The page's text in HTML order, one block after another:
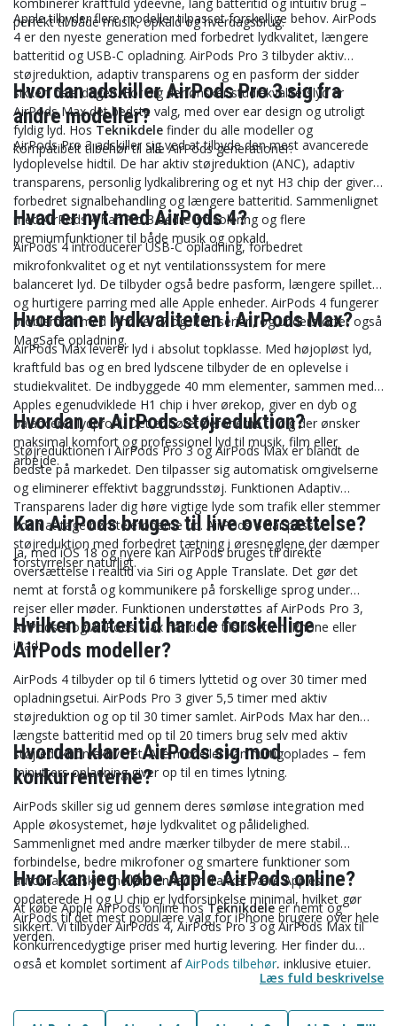
perfekt til både musik, opkald og hverdagsbrug.
Apple tilbyder flere modeller tilpasset forskellige behov. AirPods
4 er den nyeste generation med forbedret lydkvalitet, længere
batteritid og USB-C opladning. AirPods Pro 3 tilbyder aktiv
støjreduktion, adaptiv transparens og en pasform der sidder
sikkert hele dagen. For dig der ønsker studiekvalitetslyd er
AirPods Max det bedste valg, med over ear design og utroligt
fyldig lyd. Hos Teknikdele finder du alle modeller og
kompatibelt tilbehør til alle AirPods generationer.
Hvordan adskiller AirPods Pro 3 sig fra
andre modeller?
AirPods Pro 3 adskiller sig ved at tilbyde den mest avancerede
lydoplevelse hidtil. De har aktiv støjreduktion (ANC), adaptiv
transparens, personlig lydkalibrering og et nyt H3 chip der giver
forbedret signalbehandling og længere batteritid. Sammenlignet
med AirPods 4 har Pro 3 bedre lydisolering og flere
premiumfunktioner til både musik og opkald.
Hvad er nyt med AirPods 4?
AirPods 4 introducerer USB-C opladning, forbedret
mikrofonkvalitet og et nyt ventilationssystem for mere
balanceret lyd. De tilbyder også bedre pasform, længere spilletid
og hurtigere parring med alle Apple enheder. AirPods 4 fungerer
problemfrit med iPhone 17 og iPad serien, og understøtter også
MagSafe opladning.
Hvordan er lydkvaliteten i AirPods Max?
AirPods Max leverer lyd i absolut topklasse. Med højopløst lyd,
kraftfuld bas og en bred lydscene tilbyder de en oplevelse i
studiekvalitet. De indbyggede 40 mm elementer, sammen med
Apples egenudviklede H1 chip i hver ørekop, giver en dyb og
balanceret lydprofil. Det er høretelefonerne til dig der ønsker
maksimal komfort og professionel lyd til musik, film eller
arbejde.
Hvordan er AirPods støjreduktion?
Støjreduktionen i AirPods Pro 3 og AirPods Max er blandt de
bedste på markedet. Den tilpasser sig automatisk omgivelserne
og eliminerer effektivt baggrundsstøj. Funktionen Adaptiv
Transparens lader dig høre vigtige lyde som trafik eller stemmer
uden at tage høretelefonerne ud. AirPods 4 har passiv
støjreduktion med forbedret tætning i øresneglene der dæmper
forstyrrelser naturligt.
Kan AirPods bruges til live oversættelse?
Ja, med iOS 18 og nyere kan AirPods bruges til direkte
oversættelse i realtid via Siri og Apple Translate. Det gør det
nemt at forstå og kommunikere på forskellige sprog under
rejser eller møder. Funktionen understøttes af AirPods Pro 3,
AirPods 4 og AirPods Max når de er tilsluttet en iPhone eller
iPad.
Hvilken batteritid har de forskellige
AirPods modeller?
AirPods 4 tilbyder op til 6 timers lyttetid og over 30 timer med
opladningsetui. AirPods Pro 3 giver 5,5 timer med aktiv
støjreduktion og op til 30 timer samlet. AirPods Max har den
længste batteritid med op til 20 timers brug selv med aktiv
støjreduktion aktiveret. Alle modeller kan hurtigoplades – fem
minutters opladning giver op til en times lytning.
Hvordan klarer AirPods sig mod
konkurrenterne?
AirPods skiller sig ud gennem deres sømløse integration med
Apple økosystemet, høje lydkvalitet og pålidelighed.
Sammenlignet med andre mærker tilbyder de mere stabil
forbindelse, bedre mikrofoner og smartere funktioner som
automatisk skift mellem enheder. Takket være Apples
opdaterede H og U chip er lydforsinkelse minimal, hvilket gør
AirPods til det mest populære valg for iPhone brugere over hele
verden.
Hvor kan jeg købe Apple AirPods online?
At købe Apple AirPods online hosTeknikdeleer nemt og
sikkert. Vi tilbyder AirPods 4, AirPods Pro 3 og AirPods Max til
konkurrencedygtige priser med hurtig levering. Her finder du
også et komplet sortiment afAirPods tilbehør, inklusive etuier,
covers, rengøringskit og opladningsetuier. Alle produkter er
kvalitet, sikkerhed og ydeevne.
Læs fuld beskrivelse